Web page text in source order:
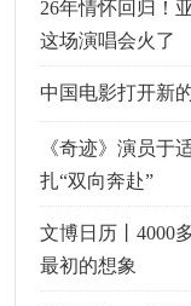
26年情怀回归！
这场演唱会火了
中国电影打开新
《奇迹》演员于
扎“双向奔赴”
文博日历丨4000
最初的想象